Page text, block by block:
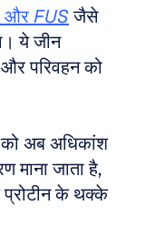
और FUS जैसे
ये जीन
परिवहन को
को अब अधिकांश
माना जाता है,
प्रोटीन के थक्के